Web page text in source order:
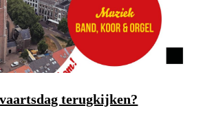
terugkijken?